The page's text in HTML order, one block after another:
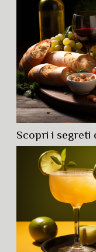
Scopri i segreti